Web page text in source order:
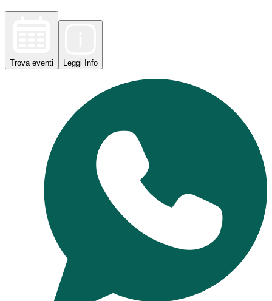
Trova eventi Leggi Info